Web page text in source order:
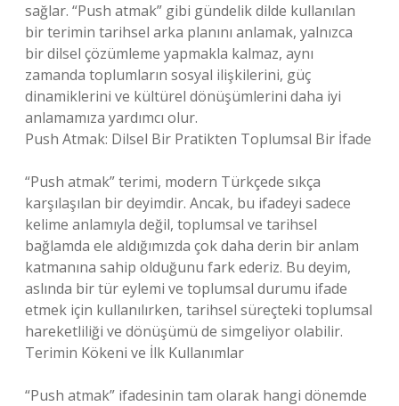
sağlar. “Push atmak” gibi gündelik dilde kullanılan
bir terimin tarihsel arka planını anlamak, yalnızca
bir dilsel çözümleme yapmakla kalmaz, aynı
zamanda toplumların sosyal ilişkilerini, güç
dinamiklerini ve kültürel dönüşümlerini daha iyi
anlamamıza yardımcı olur.
Push Atmak: Dilsel Bir Pratikten Toplumsal Bir İfade
“Push atmak” terimi, modern Türkçede sıkça
karşılaşılan bir deyimdir. Ancak, bu ifadeyi sadece
kelime anlamıyla değil, toplumsal ve tarihsel
bağlamda ele aldığımızda çok daha derin bir anlam
katmanına sahip olduğunu fark ederiz. Bu deyim,
aslında bir tür eylemi ve toplumsal durumu ifade
etmek için kullanılırken, tarihsel süreçteki toplumsal
hareketliliği ve dönüşümü de simgeliyor olabilir.
Terimin Kökeni ve İlk Kullanımlar
“Push atmak” ifadesinin tam olarak hangi dönemde